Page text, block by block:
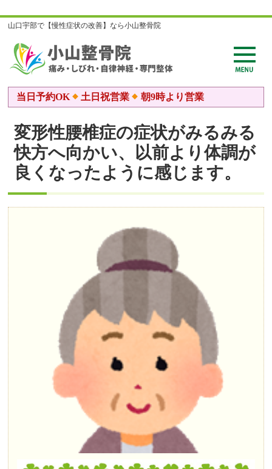
山口宇部で【慢性症状の改善】なら小山整骨院
当日予約OK 土日祝営業 朝9時より営業
変形性腰椎症の症状がみるみる
快方へ向かい、以前より体調が
良くなったように感じます。